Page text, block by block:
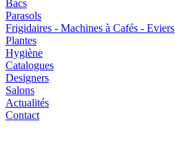
Bacs
Parasols
Frigidaires - Machines à Cafés - Eviers
Plantes
Hygiène
Catalogues
Designers
Salons
Actualités
Contact